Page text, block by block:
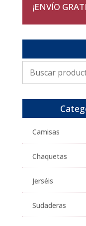
¡ENVÍO
por:
Camisas
Chaquetas
Jerséis
Sudaderas